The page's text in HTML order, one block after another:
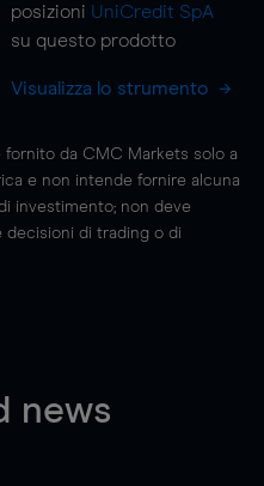
posizioni UniCredit SpA
su questo prodotto
Visualizza lo strumento
da CMC Markets solo a
e non intende fornire alcuna
investimento; non deve
di trading o di
news